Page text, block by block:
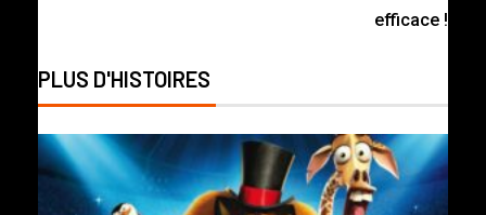
efficace !
PLUS D'HISTOIRES